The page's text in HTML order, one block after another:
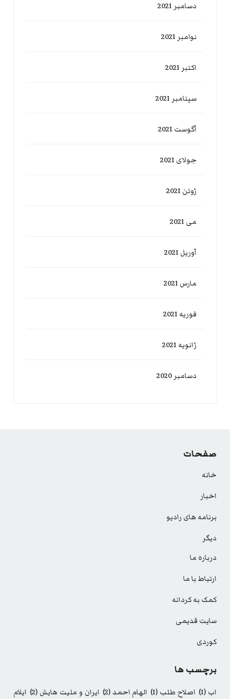
دسامبر 2021
نوامبر 2021
اکتبر 2021
سپتامبر 2021
آگوست 2021
جولای 2021
ژوئن 2021
می 2021
آوریل 2021
مارس 2021
فوریه 2021
ژانویه 2021
دسامبر 2020
صفحات
خانه
اخبار
برنامه های رادیو
دیگر
درباره ما
ارتباط با ما
کمک به کردانه
سایت قدیمی
کوردی
برچسب ها
اب (1) اصلاح طلب (1) الهام احمد(2) ایران و ملیت هایش (2)
ایلام